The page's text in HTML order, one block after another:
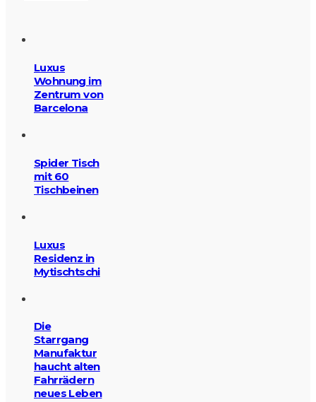
Luxus
Wohnung im
Zentrum von
Barcelona
Spider Tisch
mit 60
Tischbeinen
Luxus
Residenz in
Mytischtschi
Die
Starrgang
Manufaktur
haucht alten
Fahrrädern
neues Leben